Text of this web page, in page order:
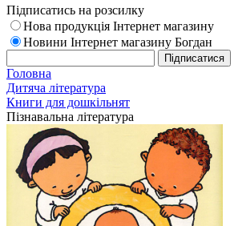
Підписатись на розсилку
Нова продукція Інтернет магазину
Новини Інтернет магазину Богдан
Головна
Дитяча література
Книги для дошкільнят
Пізнавальна література